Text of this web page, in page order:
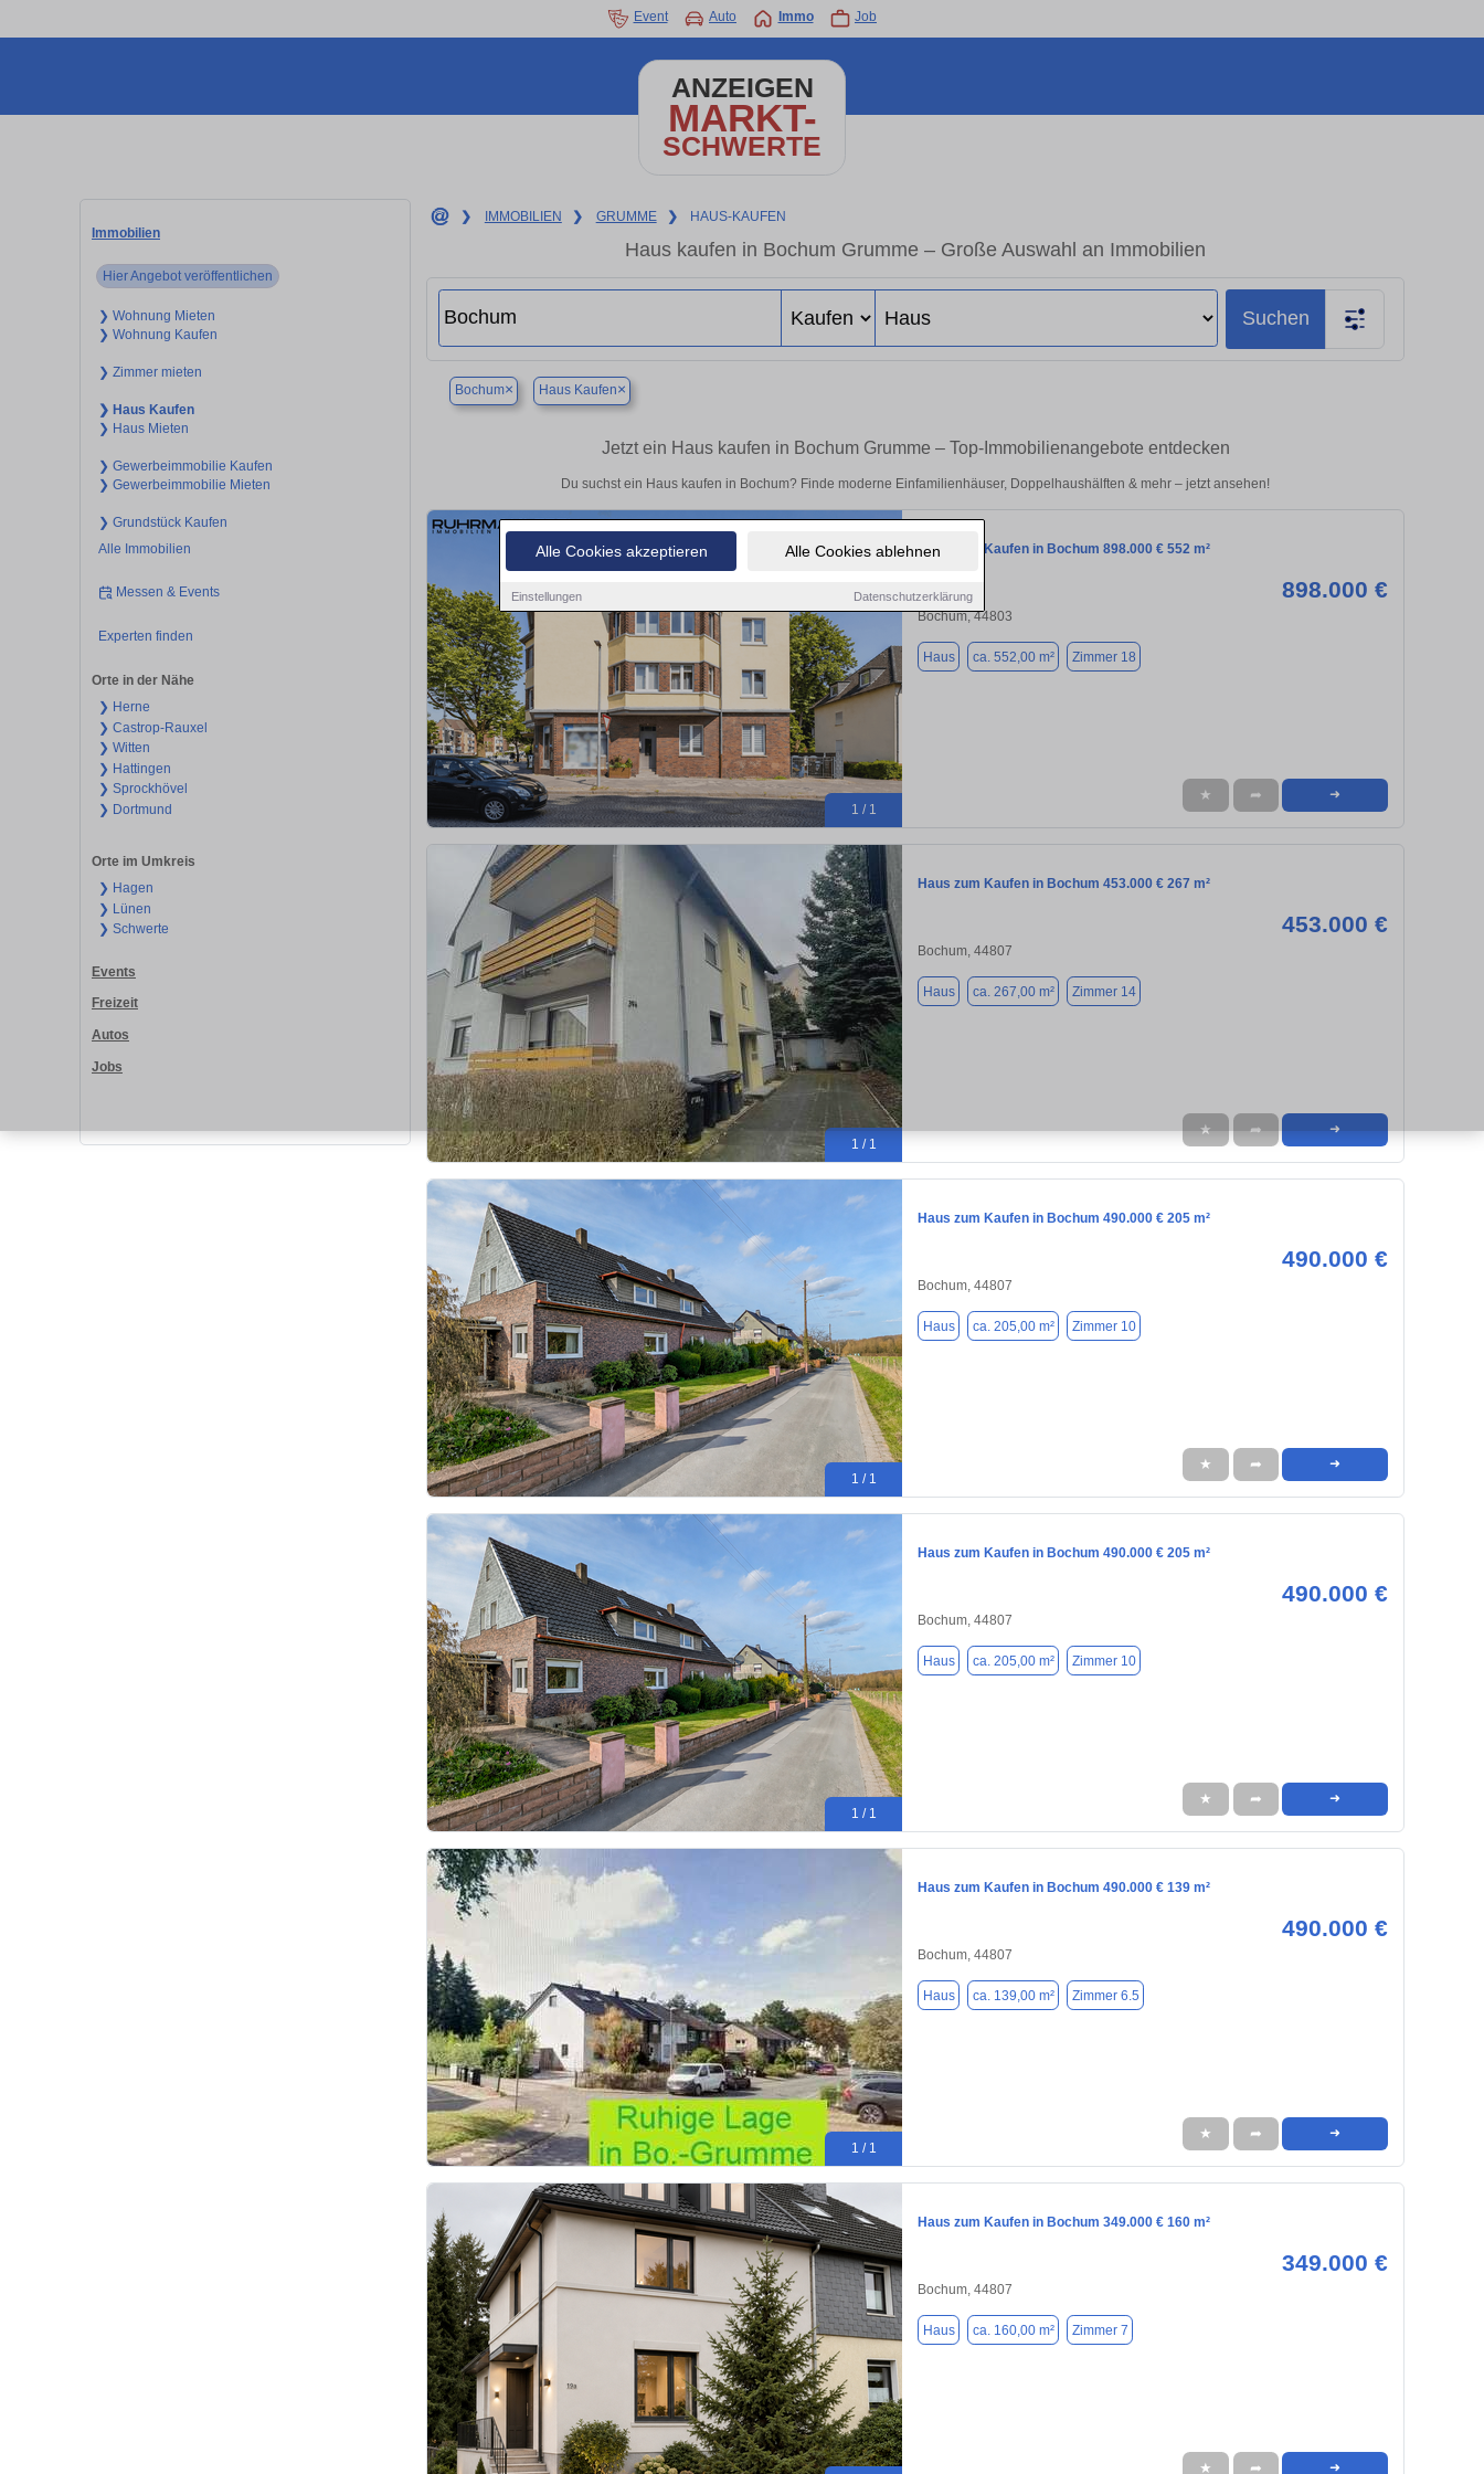
Alle Cookies akzeptieren Alle Cookies ablehnen
Einstellungen Datenschutzerklärung
Event Auto Immo Job
ANZEIGEN
MARKT-
SCHWERTE
Immobilien
Hier Angebot veröffentlichen
❯ Wohnung Mieten
❯ Wohnung Kaufen
❯ Zimmer mieten
❯ Haus Kaufen
❯ Haus Mieten
❯ Gewerbeimmobilie Kaufen
❯ Gewerbeimmobilie Mieten
❯ Grundstück Kaufen
Alle Immobilien
Messen & Events
Experten finden
Orte in der Nähe
❯ Herne
❯ Castrop-Rauxel
❯ Witten
❯ Hattingen
❯ Sprockhövel
❯ Dortmund
Orte im Umkreis
❯ Hagen
❯ Lünen
❯ Schwerte
Events
Freizeit
Autos
Jobs
❯ IMMOBILIEN ❯ GRUMME ❯ HAUS-KAUFEN
Haus kaufen in Bochum Grumme – Große Auswahl an Immobilien
Suchen
Bochum× Haus Kaufen×
Jetzt ein Haus kaufen in Bochum Grumme – Top-Immobilienangebote entdecken
Du suchst ein Haus kaufen in Bochum? Finde moderne Einfamilienhäuser, Doppelhaushälften & mehr – jetzt ansehen!
1 / 1
Haus zum Kaufen in Bochum 898.000 € 552 m²
898.000 €
Bochum, 44803
Haus ca. 552,00 m² Zimmer 18
★ ➦ ➜
1 / 1
Haus zum Kaufen in Bochum 453.000 € 267 m²
453.000 €
Bochum, 44807
Haus ca. 267,00 m² Zimmer 14
★ ➦ ➜
1 / 1
Haus zum Kaufen in Bochum 490.000 € 205 m²
490.000 €
Bochum, 44807
Haus ca. 205,00 m² Zimmer 10
★ ➦ ➜
1 / 1
Haus zum Kaufen in Bochum 490.000 € 205 m²
490.000 €
Bochum, 44807
Haus ca. 205,00 m² Zimmer 10
★ ➦ ➜
1 / 1
Haus zum Kaufen in Bochum 490.000 € 139 m²
490.000 €
Bochum, 44807
Haus ca. 139,00 m² Zimmer 6.5
★ ➦ ➜
Haus zum Kaufen in Bochum 349.000 € 160 m²
349.000 €
Bochum, 44807
Haus ca. 160,00 m² Zimmer 7
★ ➦ ➜